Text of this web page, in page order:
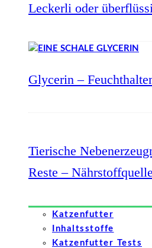
Leckerli oder
Glycerin –
Tierische
Reste –
Katzenfutter
Inhaltsstoffe
Katzenfutter Tests